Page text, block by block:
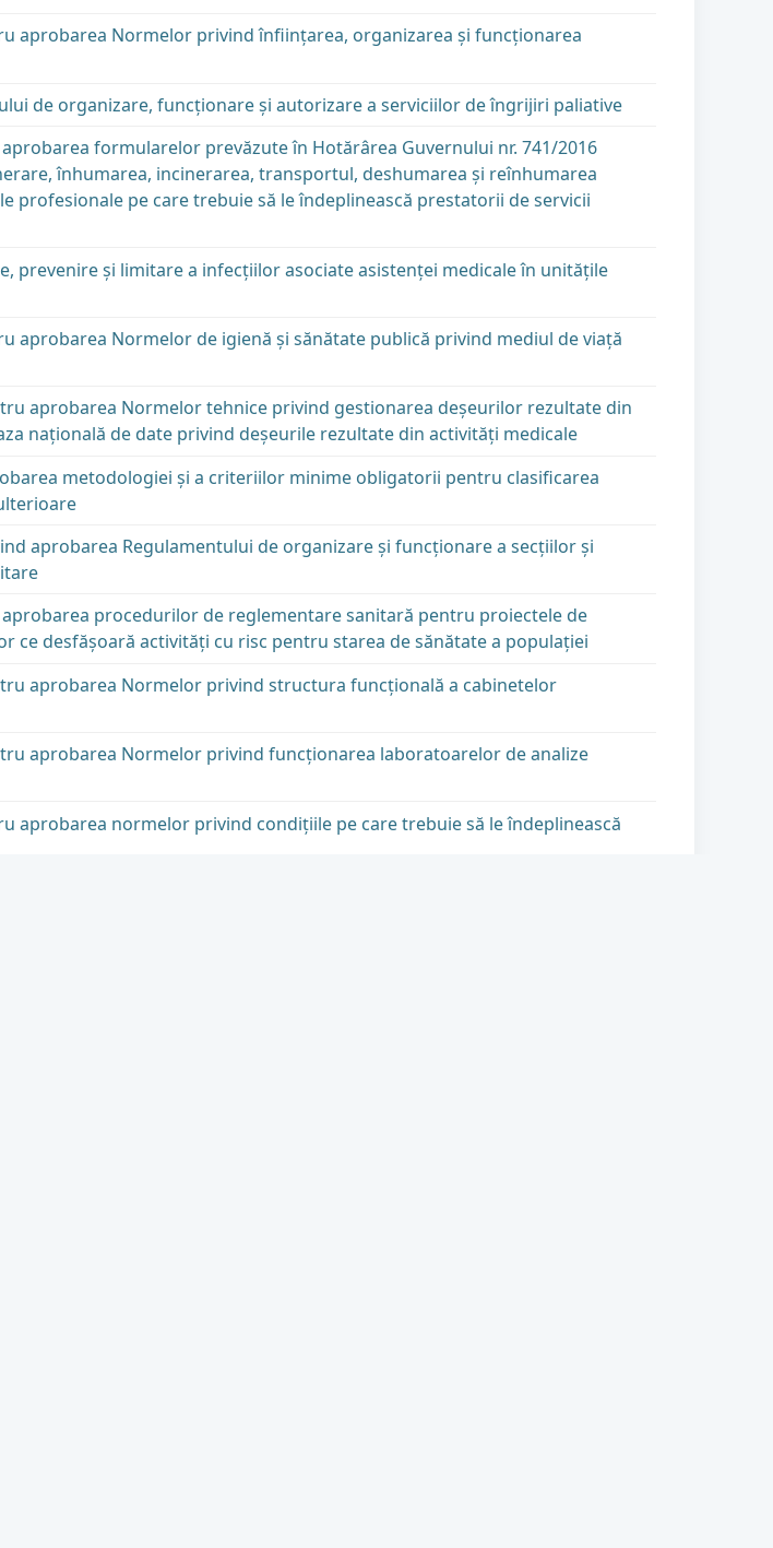
aprobarea Normelor privind înfiinţarea, organizarea şi funcţionarea
de organizare, funcționare și autorizare a serviciilor de îngrijiri paliative
formularelor prevăzute în Hotărârea Guvernului nr. 741/2016
înhumarea, incinerarea, transportul, deshumarea şi reînhumarea
pe care trebuie să le îndeplinească prestatorii de servicii
prevenire şi limitare a infecţiilor asociate asistenţei medicale în unităţile
aprobarea Normelor de igienă şi sănătate publică privind mediul de viaţă
aprobarea Normelor tehnice privind gestionarea deşeurilor rezultate din
naţională de date privind deşeurile rezultate din activităţi medicale
metodologiei şi a criteriilor minime obligatorii pentru clasificarea
aprobarea Regulamentului de organizare şi funcţionare a secţiilor şi
procedurilor de reglementare sanitară pentru proiectele de
desfăşoară activităţi cu risc pentru starea de sănătate a populaţiei
aprobarea Normelor privind structura funcţională a cabinetelor
aprobarea Normelor privind funcţionarea laboratoarelor de analize
aprobarea normelor privind condiţiile pe care trebuie să le îndeplinească